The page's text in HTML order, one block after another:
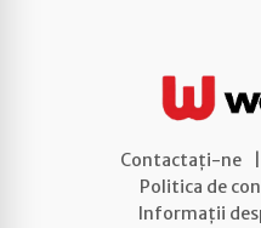
Contactați-ne
Politica de
Informații